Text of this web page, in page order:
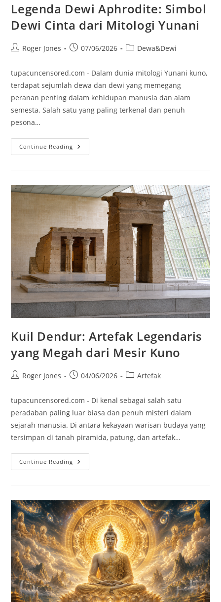
Legenda Dewi Aphrodite: Simbol
Dewi Cinta dari Mitologi Yunani
PostRoger Jones
Post07/06/2026
PostDewa&Dewi
tupacuncensored.com - Dalam dunia mitologi Yunani kuno,
terdapat sejumlah dewa dan dewi yang memegang
peranan penting dalam kehidupan manusia dan alam
semesta. Salah satu yang paling terkenal dan penuh
pesona…
Continue Reading Legenda
Dewi
Dari
Mitologi
Yunani
Kuil Dendur: Artefak Legendaris
yang Megah dari Mesir Kuno
PostRoger Jones
Post04/06/2026
PostArtefak
tupacuncensored.com - Di kenal sebagai salah satu
peradaban paling luar biasa dan penuh misteri dalam
sejarah manusia. Di antara kekayaan warisan budaya yang
tersimpan di tanah piramida, patung, dan artefak…
Continue Reading Kuil
Dendur:
Dari
Mesir
Kuno